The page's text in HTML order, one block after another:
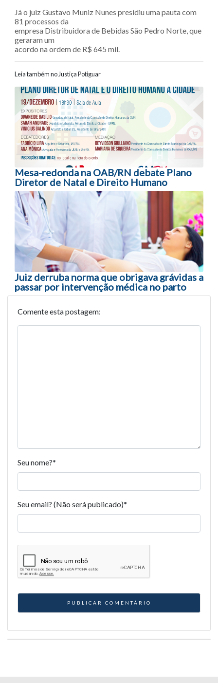
Já o juiz Gustavo Muniz Nunes presidiu uma pauta com
81 processos da
empresa Distribuidora de Bebidas São Pedro Norte, que
geraram um
acordo na ordem de R$ 645 mil.
Leia também no Justiça Potiguar
Navegação entre posts
Mesa-redonda na OAB/RN debate Plano
Diretor de Natal e Direito Humano
Juiz derruba norma que obrigava grávidas a
passar por intervenção médica no parto
Comente esta postagem:
Seu nome?*
Seu email? (Não será publicado)*